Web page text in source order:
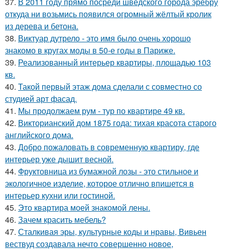
откуда ни возьмись появился огромный жёлтый кролик
из дерева и бетона.
38. Виктуар дутрело - это имя было очень хорошо
знакомо в кругах моды в 50-е годы в Париже.
39. Реализованный интерьер квартиры, площадью 103
кв.
40. Такой первый этаж дома сделали с совместно со
студией арт фасад.
41. Мы продолжаем рум - тур по квартире 49 кв.
42. Викторианский дом 1875 года: тихая красота старого
английского дома.
43. Добро пожаловать в современную квартиру, где
интерьер уже дышит весной.
44. Фруктовница из бумажной лозы - это стильное и
экологичное изделие, которое отлично впишется в
интерьер кухни или гостиной.
45. Это квартира моей знакомой лены.
46. Зачем красить мебель?
47. Сталкивая эры, культурные коды и нравы, Вивьен
вествуд создавала нечто совершенно новое,